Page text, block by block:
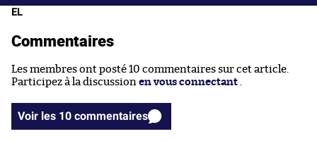
EL
Commentaires
Les membres ont posté 10 commentaires sur cet article.
Participez à la discussion en vous connectant
Voir les 10 commentaires